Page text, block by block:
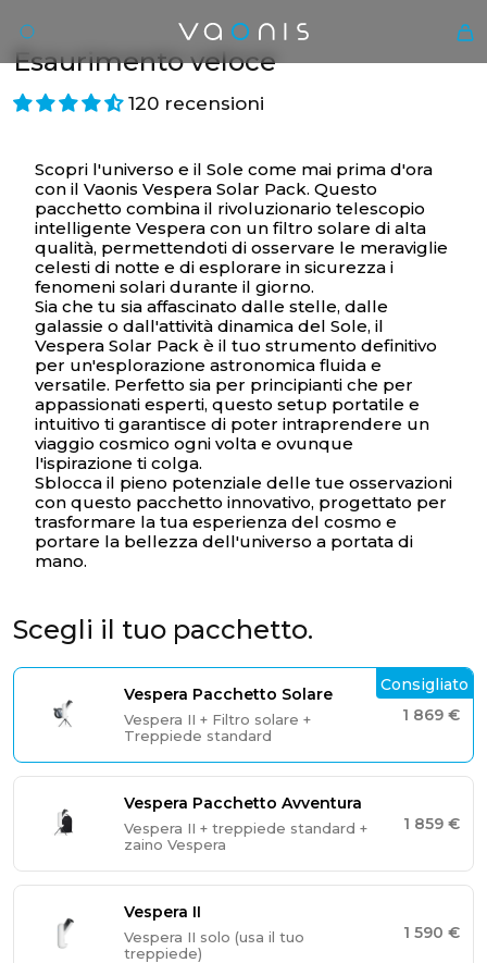
It
Esaurimento veloce
120 recensioni
Scopri l'universo e il Sole come mai prima d'ora
con il Vaonis Vespera Solar Pack. Questo
pacchetto combina il rivoluzionario telescopio
intelligente Vespera con un filtro solare di alta
qualità, permettendoti di osservare le meraviglie
celesti di notte e di esplorare in sicurezza i
fenomeni solari durante il giorno.
Sia che tu sia affascinato dalle stelle, dalle
galassie o dall'attività dinamica del Sole, il
Vespera Solar Pack è il tuo strumento definitivo
per un'esplorazione astronomica fluida e
versatile. Perfetto sia per principianti che per
appassionati esperti, questo setup portatile e
intuitivo ti garantisce di poter intraprendere un
viaggio cosmico ogni volta e ovunque
l'ispirazione ti colga.
Sblocca il pieno potenziale delle tue osservazioni
con questo pacchetto innovativo, progettato per
trasformare la tua esperienza del cosmo e
portare la bellezza dell'universo a portata di
mano.
Scegli il tuo pacchetto.
Vespera Pacchetto Solare
Vespera II + Filtro solare +
Treppiede standard
1 869 €
Consigliato
Vespera Pacchetto Avventura
Vespera II + treppiede standard +
zaino Vespera
1 859 €
Vespera II
Vespera II solo (usa il tuo
treppiede)
1 590 €
Il tuo carrello è vuoto